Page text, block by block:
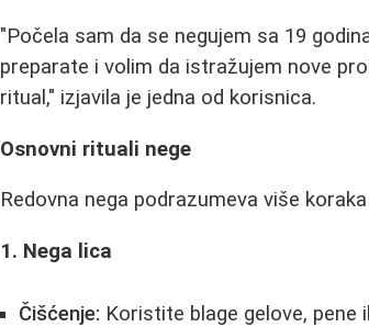
"Počela sam da se negujem sa 19
preparate i volim da istražujem nove
ritual," izjavila je jedna od korisnica.
Osnovni rituali nege
Redovna nega podrazumeva više
1. Nega lica
Čišćenje: Koristite blage gelove, pene